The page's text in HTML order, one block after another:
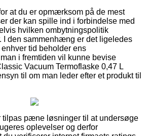
at du er opmærksom på de mest
der kan spille ind i forbindelse med
hvilken ombytningspolitik
I den sammenhæng er det ligeledes
tid beholder ens
i fremtiden vil kunne bevise
Vacuum Termoflaske 0,47 L
til om man leder efter et produkt til
tilpas pæne løsninger til at undersøge
oplevelser og derfor